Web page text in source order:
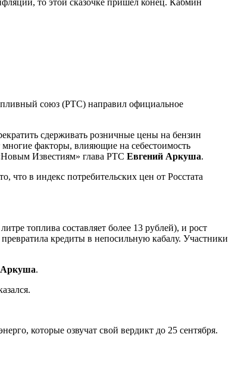
союз (РТС) направил официальное
сдерживать розничные цены на бензин
факторы, влияющие на себестоимость
Известиям» глава РТС Евгений Аркуша.
что в индекс потребительских цен от Росстата
топлива составляет более 13 рублей), и рост
кредиты в непосильную кабалу. Участники
Аркуша.
которые озвучат свой вердикт до 25 сентября.